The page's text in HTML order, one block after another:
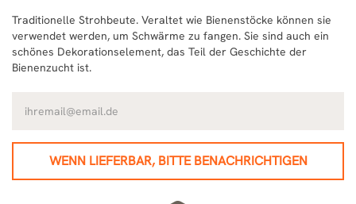
Traditionelle Strohbeute. Veraltet wie Bienenstöcke können sie
verwendet werden, um Schwärme zu fangen. Sie sind auch ein
schönes Dekorationselement, das Teil der Geschichte der
Bienenzucht ist.
WENN LIEFERBAR, BITTE BENACHRICHTIGEN